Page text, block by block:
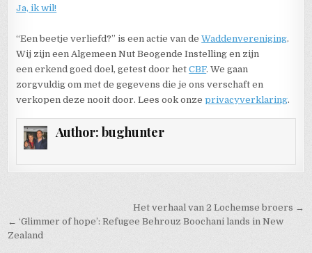
Ja, ik wil!
“Een beetje verliefd?” is een actie van deWaddenvereniging.
Wij zijn een Algemeen Nut Beogende Instelling en zijn
een erkend goed doel, getest door hetCBF. We gaan
zorgvuldig om met de gegevens die je ons verschaft en
verkopen deze nooit door. Lees ook onzeprivacyverklaring.
Author: bughunter
Bericht navigatieHet verhaal van 2 Lochemse broers →
← ‘Glimmer of hope’: Refugee Behrouz Boochani lands in New
Zealand